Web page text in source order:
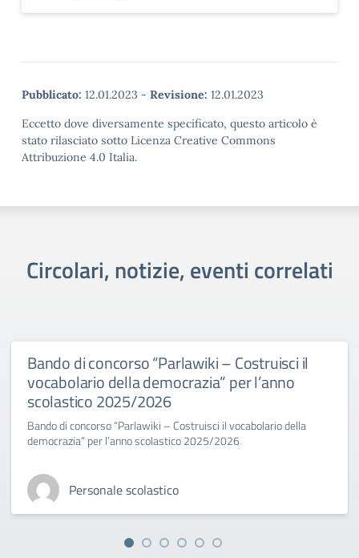
Pubblicato: 12.01.2023 - Revisione: 12.01.2023
Eccetto dove diversamente specificato, questo articolo è
stato rilasciato sotto Licenza Creative Commons
Attribuzione 4.0 Italia.
Circolari, notizie, eventi correlati
Bando di concorso “Parlawiki – Costruisci il
vocabolario della democrazia” per l’anno
scolastico 2025/2026
Bando di concorso “Parlawiki – Costruisci il vocabolario della
democrazia” per l’anno scolastico 2025/2026
Personale scolastico